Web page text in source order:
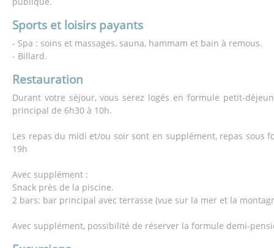
Sports et loisirs payants
- Spa : soins et massages, sauna, hammam et bain à remous.
- Billard.
Restauration
Durant votre séjour, vous serez logés en formule petit-
principal de 6h30 à 10h.
Les repas du midi et/ou soir sont en supplément, repas sous
19h
Avec supplément :
Snack près de la piscine.
2 bars: bar principal avec terrasse (vue sur la mer et la
Avec supplément, possibilité de réserver la formule demi-